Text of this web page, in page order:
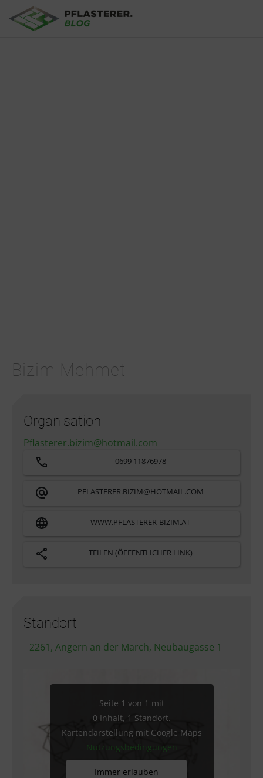
Bizim Mehmet
Organisation
Pflasterer.bizim@hotmail.com
0699 11876978
PFLASTERER.BIZIM@HOTMAIL.COM
WWW.PFLASTERER-BIZIM.AT
TEILEN (ÖFFENTLICHER LINK)
Standort
2261, Angern an der March, Neubaugasse 1
Seite 1 von 1 mit
0 Inhalt, 1 Standort.
Kartendarstellung mit Google Maps
Nutzungsbedingungen
Immer erlauben